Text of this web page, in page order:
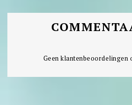
Geen klantenbeoordelingen